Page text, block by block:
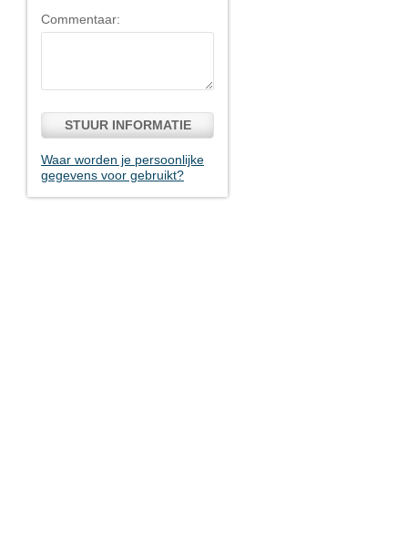
Commentaar:
STUUR INFORMATIE
Waar worden je persoonlijke
gegevens voor gebruikt?